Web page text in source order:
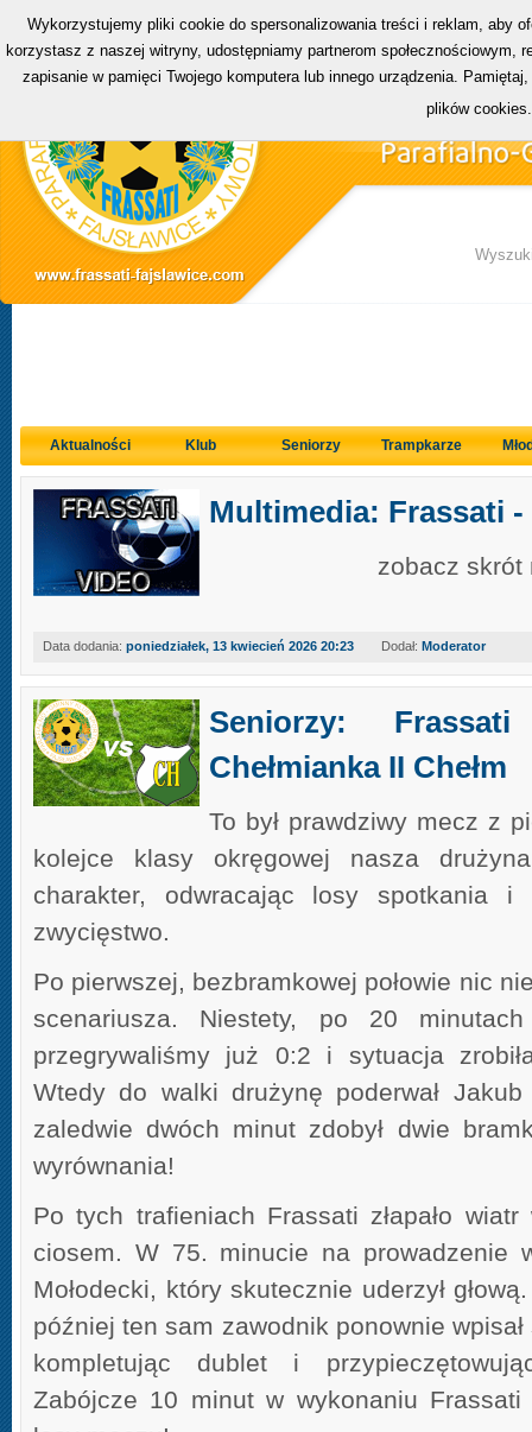
Aktualności Klub Seniorzy Trampkarze
Multimedia: Frassati -
zobacz skrót
Data dodania: poniedziałek, 13 kwiecień 2026 20:23 Dodał: Moderator
Seniorzy:
Chełmianka II Chełm
To był prawdziwy mecz z
kolejce klasy okręgowej nasza
charakter, odwracając losy spotkania i
zwycięstwo.
Po pierwszej, bezbramkowej połowie nic
scenariusza. Niestety, po 20
przegrywaliśmy już 0:2 i sytuacja
Wtedy do walki drużynę poderwał
zaledwie dwóch minut zdobył dwie
wyrównania!
Po tych trafieniach Frassati złapało
ciosem. W 75. minucie na prowadzenie
Mołodecki, który skutecznie uderzył
później ten sam zawodnik ponownie
kompletując dublet i
Zabójcze 10 minut w wykonaniu Frassati
Wykorzystujemy pliki cookie do spersonalizowania treści i reklam, aby
korzystasz z naszej witryny, udostępniamy partnerom
zapisanie w pamięci Twojego komputera lub innego urządzenia.
plików